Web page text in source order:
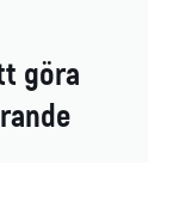
göra